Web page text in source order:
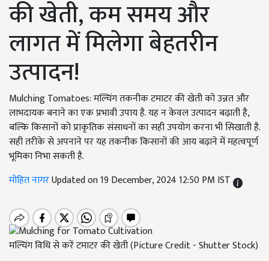
की खेती, कम समय और
लागत में मिलेगा बेहतरीन
उत्पादन!
Mulching Tomatoes: मल्चिंग तकनीक टमाटर की खेती को उन्नत और
लाभदायक बनाने का एक प्रभावी उपाय है. यह न केवल उत्पादन बढ़ाती है,
बल्कि किसानों को प्राकृतिक संसाधनों का सही उपयोग करना भी सिखाती है.
सही तरीके से अपनाने पर यह तकनीक किसानों की आय बढ़ाने में महत्वपूर्ण
भूमिका निभा सकती है.
मोहित नागरUpdated on 19 December, 2024 12:50 PM IST
मल्चिंग विधि से करें टमाटर की खेती (Picture Credit - Shutter Stock)